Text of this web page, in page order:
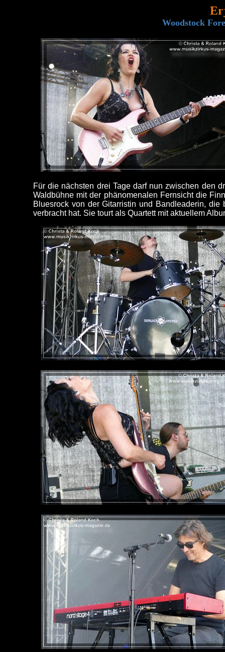
Woodstock
Für die nächsten drei Tage darf nun zwischen den
Waldbühne mit der phänomenalen Fernsicht die
Bluesrock von der Gitarristin und Bandleaderin,
verbracht hat. Sie tourt als Quartett mit aktuellem